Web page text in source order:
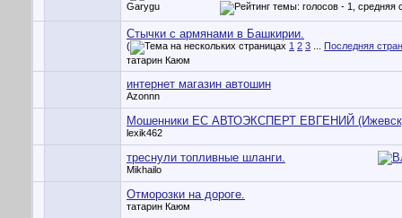
Garygu
Стычки с армянами в Башкирии.
( 1 2 3
Последняя
татарин Каюм
интернет магазин автошин
Azonnn
Мошенники ЕС АВТОЭКСПЕРТ ЕВГЕНИЙ
lexik462
треснули топливные шланги.
Mikhailo
Отморозки на дороге.
татарин Каюм